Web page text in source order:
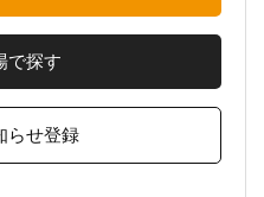
で探す
らせ登録